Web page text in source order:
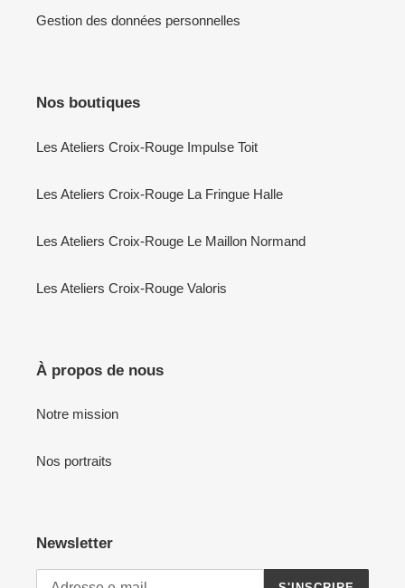
Gestion des données personnelles
Nos boutiques
Les Ateliers Croix-Rouge Impulse Toit
Les Ateliers Croix-Rouge La Fringue Halle
Les Ateliers Croix-Rouge Le Maillon Normand
Les Ateliers Croix-Rouge Valoris
À propos de nous
Notre mission
Nos portraits
Newsletter